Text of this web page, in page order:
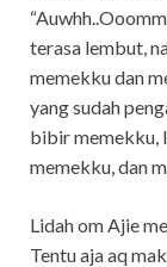
terasa lembut,
memekku dan
yang sudah
bibir memekku,
memekku, dan
Lidah om Ajie
Tentu aja aq